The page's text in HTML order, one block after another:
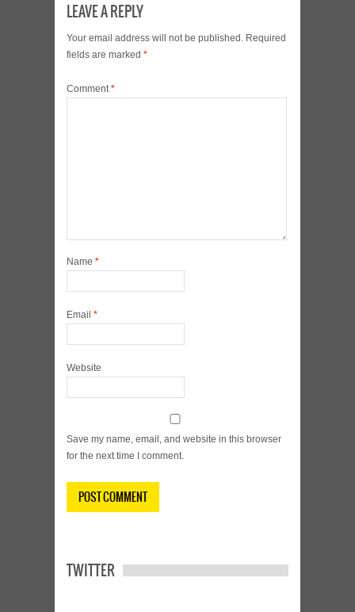
LEAVE A REPLY
Your email address will not be published. Required
fields are marked *
Comment*
Name *
Email *
Website
Save my name, email, and website in this browser
for the next time I comment.
TWITTER